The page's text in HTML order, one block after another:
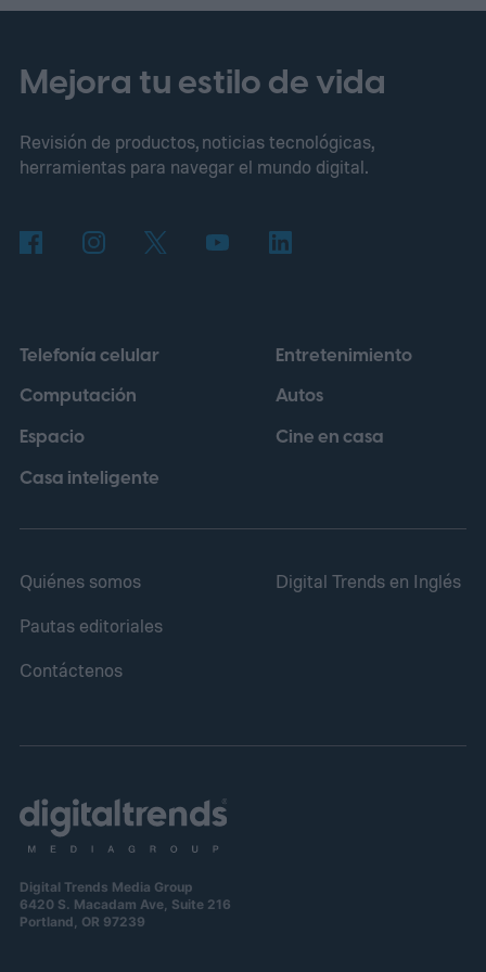
otros metales preciosos.La fórmula era
tentadora: bastaba con arrancar una
cámara, desarmarla y revender el metal
para ganar cientos de dólares. Nadie
idea tenía un brillo irresistible.
Mejora tu estilo de vida
Revisión de productos, noticias tecnológicas,
herramientas para navegar el mundo digital.
Telefonía celular
Computación
Espacio
Casa inteligente
Entretenimiento
Autos
Cine en casa
Quiénes somos
Pautas editoriales
Contáctenos
Digital Trends en Inglés
Digital Trends Media Group
6420 S. Macadam Ave, Suite 216
Portland, OR 97239